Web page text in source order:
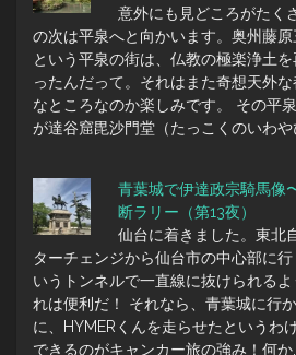
意外にも見どころがたく
の次は平泉へと向かいます。奥州藤
という平泉の街は、仏教の極楽浄土
ったんだって。それはまた奇想天外
なところなのか楽しみです。 その平
が達谷窟毘沙門堂（たっこくのいわや
青葉城で伊達政宗騎馬像
断ラリー（第13夜）
仙台に着きました。東北
ターチェンジから仙台市の中心部に
いうトンネルで一直線に抜けられる
れは便利だ！ それなら、青葉城に行
に、HYMERくんを走らせたというわ
できるのがキャンカー旅の強み！何か…